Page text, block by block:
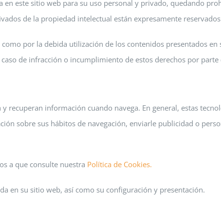
este sitio web para su uso personal y privado, quedando
de la propiedad intelectual están expresamente
por la debida utilización de los contenidos presentados
de infracción o incumplimiento de estos derechos por parte
información cuando navega. En general, estas
sobre sus hábitos de navegación, enviarle publicidad o
a que consulte nuestra Política de Cookies.
en su sitio web, así como su configuración y presentación.